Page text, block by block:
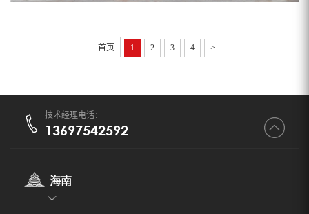
首页 1 2 3 4 >
技术经理电话：
13697542592
海南